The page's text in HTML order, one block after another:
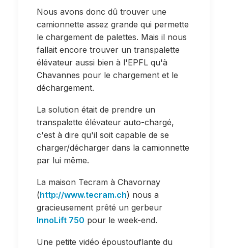
Nous avons donc dû trouver une
camionnette assez grande qui permette
le chargement de palettes. Mais il nous
fallait encore trouver un transpalette
élévateur aussi bien à l'EPFL qu'à
Chavannes pour le chargement et le
déchargement.
La solution était de prendre un
transpalette élévateur auto-chargé,
c'est à dire qu'il soit capable de se
charger/décharger dans la camionnette
par lui même.
La maison Tecram à Chavornay
(http://www.tecram.ch) nous a
gracieusement prêté un gerbeur
InnoLift 750 pour le week-end.
Une petite vidéo époustouflante du